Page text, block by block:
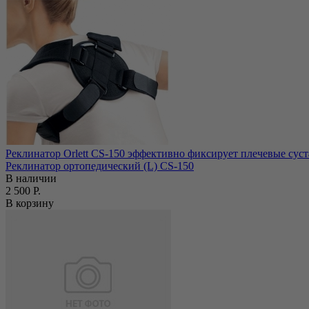
Реклинатор Orlett CS-150 эффективно фиксирует плечевые
Реклинатор ортопедический (L) CS-150
В наличии
2 500 Р.
В корзину